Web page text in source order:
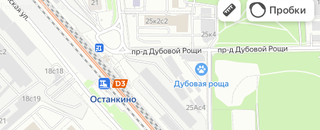
Ресторан в Москве